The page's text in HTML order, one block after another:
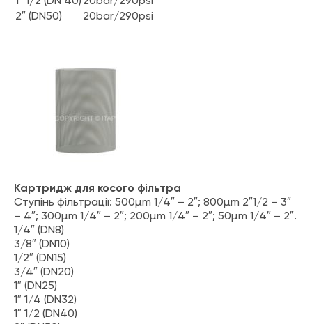
2″ (DN50)
20bar/290psi
Картридж для косого фільтра
Ступінь фільтрації: 500µm 1/4″ – 2″; 800µm 2″1/2 – 3″
– 4″; 300µm 1/4″ – 2″; 200µm 1/4″ – 2″; 50µm 1/4″ – 2″.
1/4″ (DN8)
3/8″ (DN10)
1/2″ (DN15)
3/4″ (DN20)
1″ (DN25)
1″ 1/4 (DN32)
1″ 1/2 (DN40)